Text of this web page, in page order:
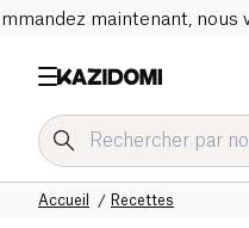
maintenant, nous
Recettes
Accueil